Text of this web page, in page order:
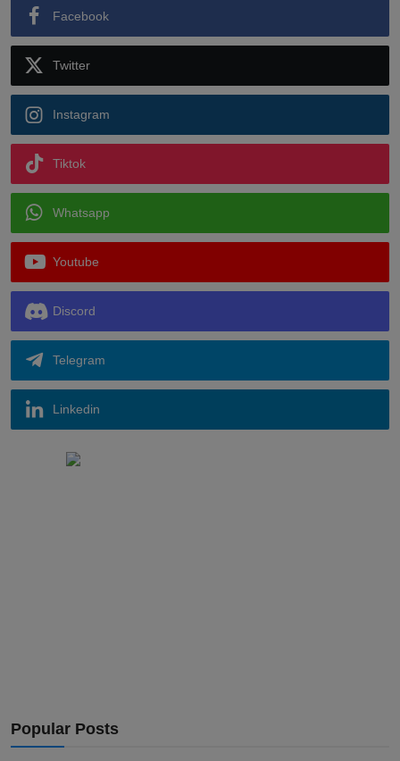
Facebook
Twitter
Instagram
Tiktok
Whatsapp
Youtube
Discord
Telegram
Linkedin
Popular Posts